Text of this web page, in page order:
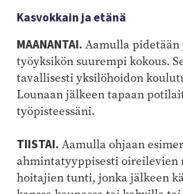
Kasvokkain ja etänä
MAANANTAI. Aamulla pidetään
työyksikön suurempi kokous.
tavallisesti yksilöhoidon
Lounaan jälkeen tapaan
työpisteessäni.
TIISTAI. Aamulla ohjaan
ahmintatyyppisesti oireilevien
hoitajien tunti, jonka jälkeen